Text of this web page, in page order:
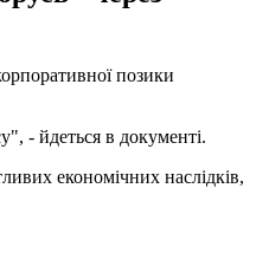
позики
- йдеться в документі.
економічних наслідків,